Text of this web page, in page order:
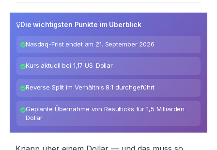
Die wichtigsten Punkte im Überblick
Nasdaq-Frist endet am 21. September 2026
Kurs aktuell bei 1,17 US-Dollar
Reverse Split im Verhältnis 8:1 durchgeführt
Geplante Übernahme von Resulticks für 1,5 Milliarden
Dollar